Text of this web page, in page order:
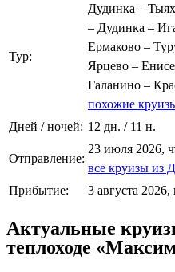
Тур:
Дудинка –
– Дудинка –
Ермаково –
Ярцево –
Галанино –
похожие
Дней / ночей: 12 дн. / 11 н.
Отправление:
23 июля 2026,
все круизы из
Прибытие:
3 августа
Актуальные
теплоходе